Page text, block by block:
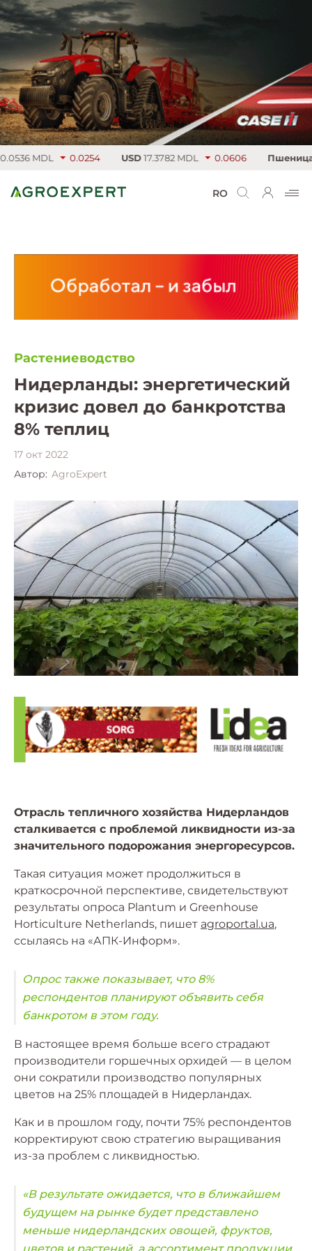
MDL 0.0254 USD17.3782 MDL 0.0606 Пшеница
RO
Растениеводство
Нидерланды: энергетический
кризис довел до банкротства
8% теплиц
17 окт 2022
Автор: AgroExpert
Отрасль тепличного хозяйства Нидерландов
сталкивается с проблемой ликвидности из-за
значительного подорожания энергоресурсов.
Такая ситуация может продолжиться в
краткосрочной перспективе, свидетельствуют
результаты опроса Plantum и Greenhouse
Horticulture Netherlands, пишет agroportal.ua,
ссылаясь на «АПК-Информ».
Опрос также показывает, что 8%
респондентов планируют объявить себя
банкротом в этом году.
В настоящее время больше всего страдают
производители горшечных орхидей — в целом
они сократили производство популярных
цветов на 25% площадей в Нидерландах.
Как и в прошлом году, почти 75% респондентов
корректируют свою стратегию выращивания
из-за проблем с ликвидностью.
«В результате ожидается, что в ближайшем
будущем на рынке будет представлено
меньше нидерландских овощей, фруктов,